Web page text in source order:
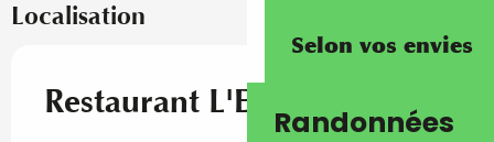
Selon vos envies
Randonnées
Localisation
Restaurant L'Embuscade